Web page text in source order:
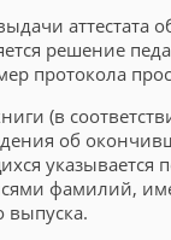
аттестата
решение
протокола
(в
об
указывается
фамилий,
выпуска.